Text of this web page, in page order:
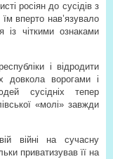
росіян до сусідів з
вперто нав’язувало
із чіткими ознаками
і відродити
довкола ворогами і
сусідніх тепер
«молі» завжди
війні на сучасну
приватизував її на